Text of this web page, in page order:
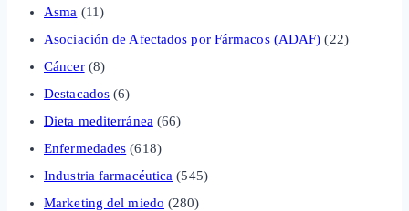
Asma (11)
Asociación de Afectados por Fármacos (ADAF) (22)
Cáncer(8)
Destacados (6)
Dieta mediterránea (66)
Enfermedades (618)
Industria farmacéutica (545)
Marketing del miedo (280)